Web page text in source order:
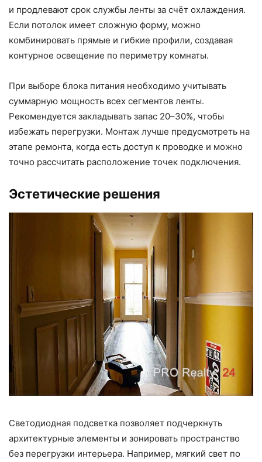
и продлевают срок службы ленты за счёт охлаждения.
Если потолок имеет сложную форму, можно
комбинировать прямые и гибкие профили, создавая
контурное освещение по периметру комнаты.
При выборе блока питания необходимо учитывать
суммарную мощность всех сегментов ленты.
Рекомендуется закладывать запас 20–30%, чтобы
избежать перегрузки. Монтаж лучше предусмотреть на
этапе ремонта, когда есть доступ к проводке и можно
точно рассчитать расположение точек подключения.
Эстетические решения
Светодиодная подсветка позволяет подчеркнуть
архитектурные элементы и зонировать пространство
без перегрузки интерьера. Например, мягкий свет по